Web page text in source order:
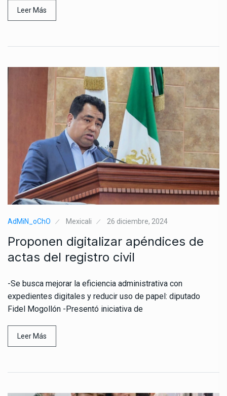
Leer Más
AdMiN_oChO Mexicali 26 diciembre, 2024
Proponen digitalizar apéndices de
actas del registro civil
-Se busca mejorar la eficiencia administrativa con
expedientes digitales y reducir uso de papel: diputado
Fidel Mogollón -Presentó iniciativa de
Leer Más